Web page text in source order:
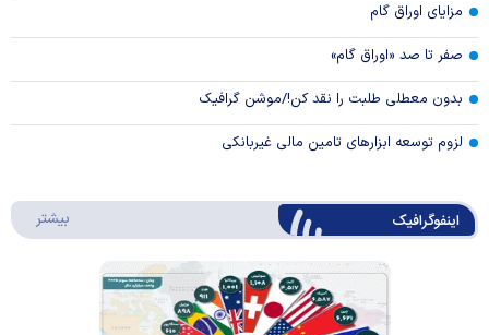
مزایای اوراق گام
صفر تا صد «اوراق گام»
بدون معطلی طلبت را نقد کن!/موشن گرافیک
لزوم توسعه ابزارهای تامین مالی غیربانکی
اینفوگرافیک بیشتر